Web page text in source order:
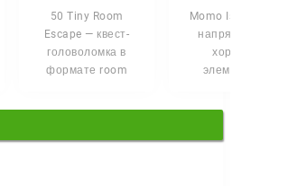
50 Tiny Room
Escape — квест-
головоломка в
формате room
Momo Is Here 2 —
напряжённый
хоррор с
элементами
центре